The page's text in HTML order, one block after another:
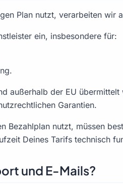
Plan nutzt, verarbeiten wir
ein, insbesondere für:
außerhalb der EU
Garantien.
Bezahlplan nutzt, müssen
Deines Tarifs technisch
und E-Mails?